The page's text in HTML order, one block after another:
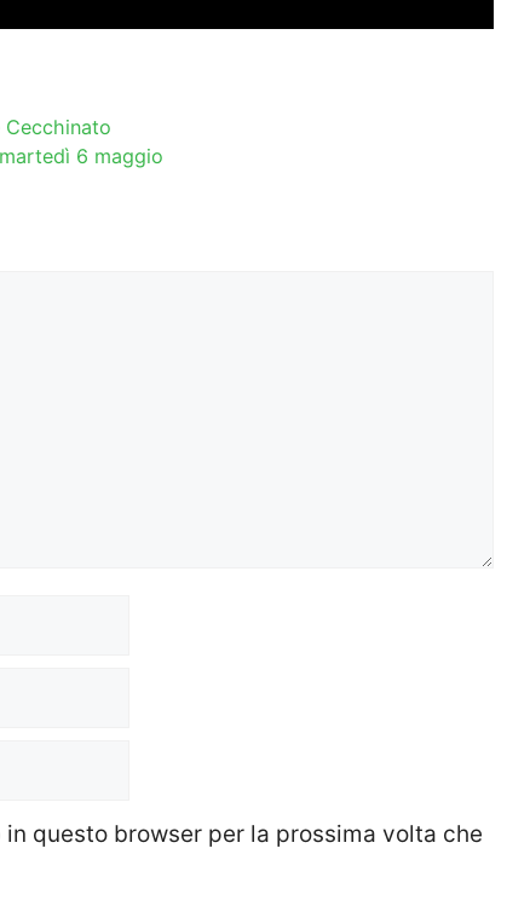
Cecchinato
6 maggio
questo browser per la prossima volta che